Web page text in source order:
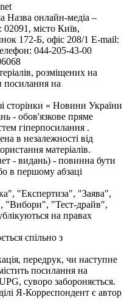
Назва онлайн-медіа –
місто Київ,
172-Б, офіс 208/1 E-mail:
044-205-43-00
розміщених на
посилання на
сторінки « Новини України
- обов'язкове пряме
гіперпосилання .
в незалежності від
матеріалів.
- видань) - повинна бути
в першому абзаці
"Експертиза", "Заява",
"Вибори", "Тест-драйв",
на правах
спільно з
передрук, чи наступне
посилання на
суворо забороняється.
Я-Корреспондент є автор